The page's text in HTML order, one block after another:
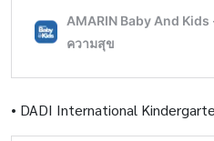
• DADI International